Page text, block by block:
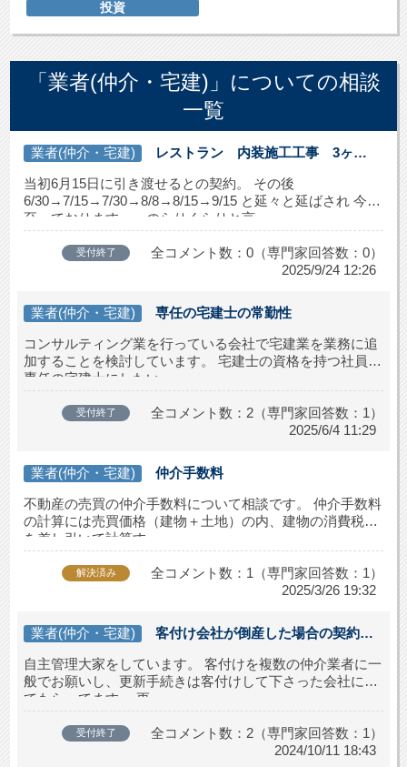
投資
「業者(仲介・宅建)」についての相談
一覧
業者(仲介・宅建)
レストラン 内装施工工事 3ヶ月
当初6月15日に引き渡せるとの契約。 その後
6/30→7/15→7/30→8/8→8/15→9/15 と延々と延ばされ 今に
至っております。 のらりくらりと言...
受付終了
全コメント数：0（専門家回答数：0）
2025/9/24 12:26
業者(仲介・宅建)
専任の宅建士の常勤性
コンサルティング業を行っている会社で宅建業を業務に追
加することを検討しています。 宅建士の資格を持つ社員を
専任の宅建士にしたい...
受付終了
全コメント数：2（専門家回答数：1）
2025/6/4 11:29
業者(仲介・宅建)
仲介手数料
不動産の売買の仲介手数料について相談です。 仲介手数料
の計算には売買価格（建物＋土地）の内、建物の消費税分
を差し引いて計算す...
解決済み
全コメント数：1（専門家回答数：1）
2025/3/26 19:32
業者(仲介・宅建)
客付け会社が倒産した場合の契約書
自主管理大家をしています。 客付けを複数の仲介業者に一
般でお願いし、更新手続きは客付けして下さった会社にし
てもらってます。 更...
受付終了
全コメント数：2（専門家回答数：1）
2024/10/11 18:43